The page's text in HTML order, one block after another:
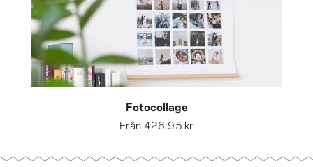
Fotocollage
Från 426,95 kr